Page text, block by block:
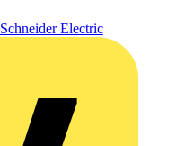
Schneider Electric